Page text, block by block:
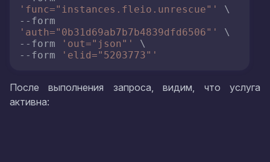
'func="instances.fleio.unrescue"'
\
'auth="0b31d69ab7b7b4839dfd6506"'
\
--form
'out="json"'
\
--form
'elid="5203773"'
После выполнения запроса, видим, что услуга
активна: